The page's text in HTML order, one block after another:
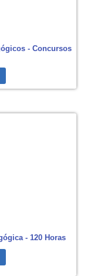
- Concursos
- 120 Horas